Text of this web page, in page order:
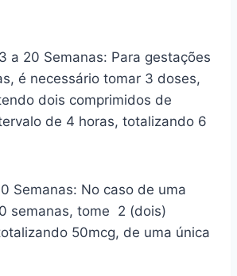
a 20 Semanas: Para gestações
é necessário tomar 3 doses,
dois comprimidos de
de 4 horas, totalizando 6
Semanas: No caso de uma
semanas, tome 2 (dois)
50mcg, de uma única